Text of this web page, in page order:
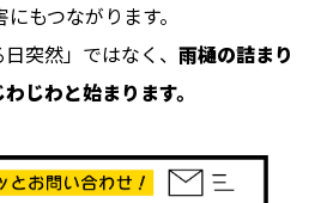
もつながります。
突然」ではなく、 雨樋の詰まり
じわと始まります。